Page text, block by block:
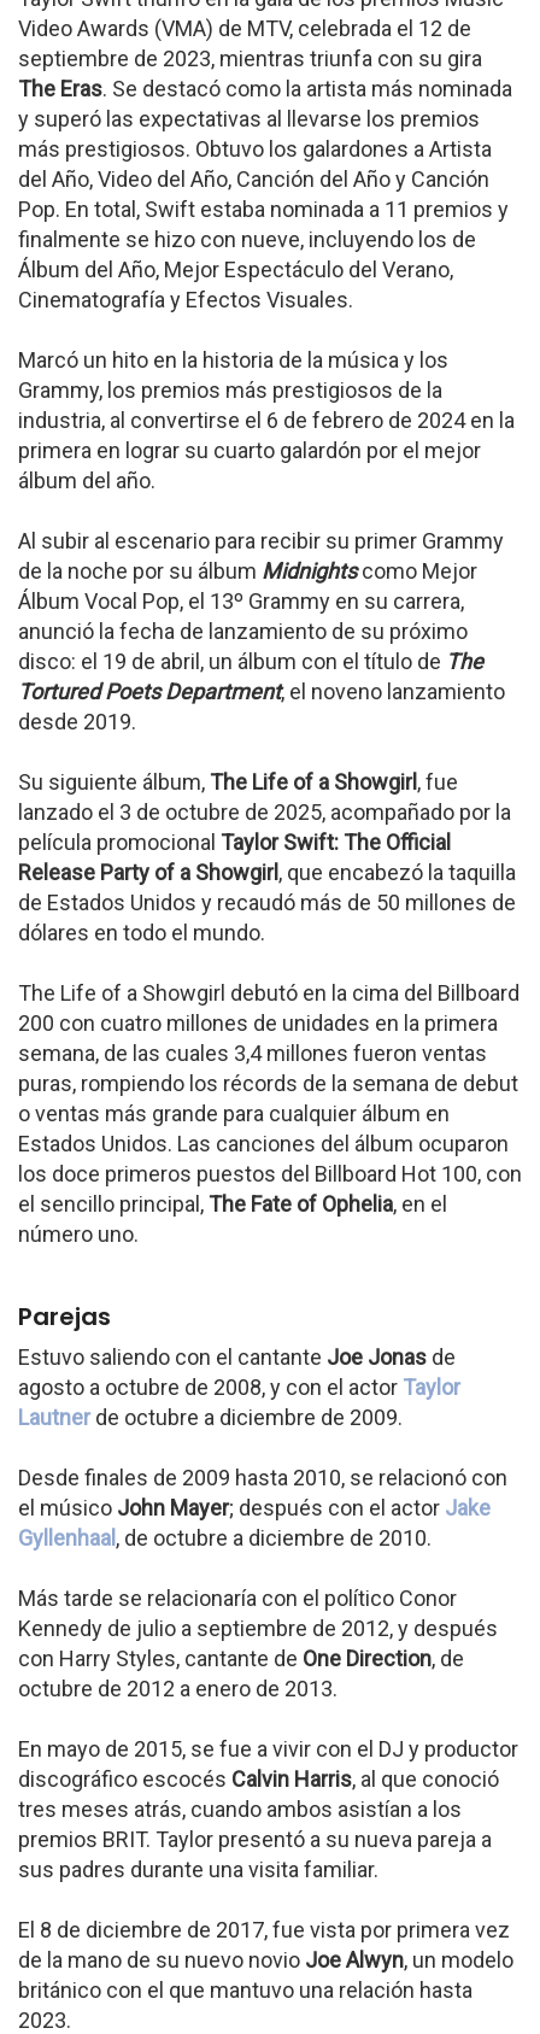
Video Awards (VMA) de MTV, celebrada el 12 de
septiembre de 2023, mientras triunfa con su gira
The Eras. Se destacó como la artista más nominada
y superó las expectativas al llevarse los premios
más prestigiosos. Obtuvo los galardones a Artista
del Año, Video del Año, Canción del Año y Canción
Pop. En total, Swift estaba nominada a 11 premios y
finalmente se hizo con nueve, incluyendo los de
Álbum del Año, Mejor Espectáculo del Verano,
Cinematografía y Efectos Visuales.
Marcó un hito en la historia de la música y los
Grammy, los premios más prestigiosos de la
industria, al convertirse el 6 de febrero de 2024 en la
primera en lograr su cuarto galardón por el mejor
álbum del año.
Al subir al escenario para recibir su primer Grammy
de la noche por su álbum Midnightscomo Mejor
Álbum Vocal Pop, el 13º Grammy en su carrera,
anunció la fecha de lanzamiento de su próximo
disco: el 19 de abril, un álbum con el título de The
Tortured Poets Department, el noveno lanzamiento
desde 2019.
Su siguiente álbum, The Life of a Showgirl, fue
lanzado el 3 de octubre de 2025, acompañado por la
película promocional Taylor Swift: The Official
Release Party of a Showgirl, que encabezó la taquilla
de Estados Unidos y recaudó más de 50 millones de
dólares en todo el mundo.
The Life of a Showgirl debutó en la cima del Billboard
200 con cuatro millones de unidades en la primera
semana, de las cuales 3,4 millones fueron ventas
puras, rompiendo los récords de la semana de debut
o ventas más grande para cualquier álbum en
Estados Unidos. Las canciones del álbum ocuparon
los doce primeros puestos del Billboard Hot 100, con
el sencillo principal, The Fate of Ophelia, en el
número uno.
Parejas
Estuvo saliendo con el cantante Joe Jonas de
agosto a octubre de 2008, y con el actor Taylor
Lautnerde octubre a diciembre de 2009.
Desde finales de 2009 hasta 2010, se relacionó con
el músico John Mayer; después con el actor Jake
Gyllenhaal , de octubre a diciembre de 2010.
Más tarde se relacionaría con el político Conor
Kennedy de julio a septiembre de 2012, y después
con Harry Styles, cantante de One Direction, de
octubre de 2012 a enero de 2013.
En mayo de 2015, se fue a vivir con el DJ y productor
discográfico escocés Calvin Harris, al que conoció
tres meses atrás, cuando ambos asistían a los
premios BRIT. Taylor presentó a su nueva pareja a
sus padres durante una visita familiar.
El 8 de diciembre de 2017, fue vista por primera vez
de la mano de su nuevo novio Joe Alwyn, un modelo
británico con el que mantuvo una relación hasta
2023.